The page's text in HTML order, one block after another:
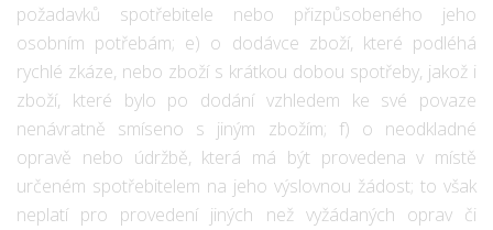
požadavků spotřebitele nebo přizpůsobeného jeho
osobním potřebám; e) o dodávce zboží, které podléhá
rychlé zkáze, nebo zboží s krátkou dobou spotřeby, jakož i
zboží, které bylo po dodání vzhledem ke své povaze
nenávratně smíseno s jiným zbožím; f) o neodkladné
opravě nebo údržbě, která má být provedena v místě
určeném spotřebitelem na jeho výslovnou žádost; to však
neplatí pro provedení jiných než vyžádaných oprav či